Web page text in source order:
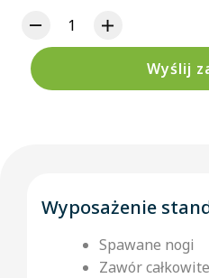
Wyślij
Wyposażenie
Spawane nogi
Zawór